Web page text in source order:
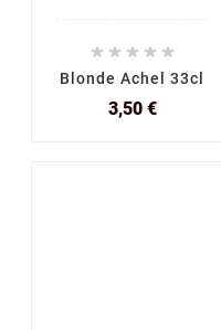
    
Blonde Achel 33cl
3,50 €Prix